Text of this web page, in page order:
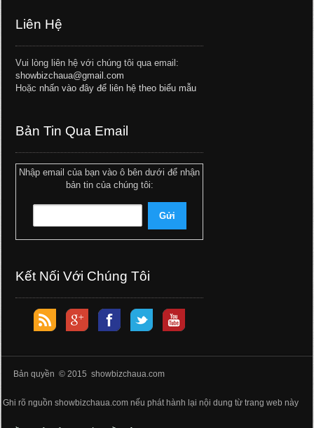
Liên Hệ
Vui lòng liên hệ với chúng tôi qua email:
showbizchaua@gmail.com
Hoặc nhấn vào đây để liên hệ theo biểu mẫu
Bản Tin Qua Email
Nhập email của bạn vào ô bên dưới để nhận
bản tin của chúng tôi:
Kết Nối Với Chúng Tôi
Bản quyền © 2015 showbizchaua.com
Ghi rõ nguồn showbizchaua.com nếu phát hành lại nội dung từ trang web này